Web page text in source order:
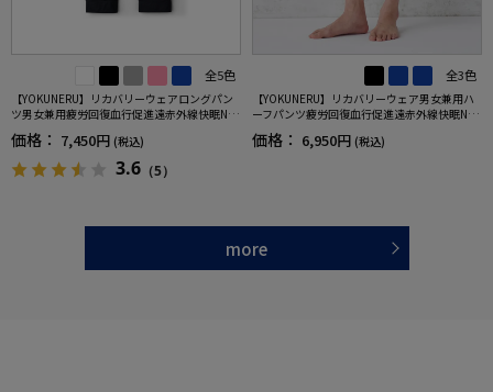
全5色
【YOKUNERU】リカバリーウェアロングパン
ツ男女兼用疲労回復血行促進遠赤外線快眠NA
NOMIX(R)【一般医療機器】SS～LLサイズ
価格： 7,450円 (税込)
3.6 （5）
全3色
【YOKUNERU】リカバリーウェア男女兼用ハ
ーフパンツ疲労回復血行促進遠赤外線快眠NA
NOMIX(R)【一般医療機器】SS～LLサイズ
価格： 6,950円 (税込)
more